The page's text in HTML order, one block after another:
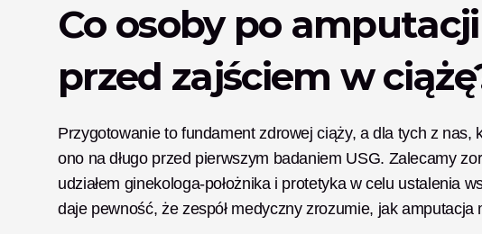
Co osoby po
przed zajściem w
Przygotowanie to fundament zdrowej ciąży, a dla tych z nas,
ono na długo przed pierwszym badaniem USG. Zalecamy
udziałem ginekologa-położnika i protetyka w celu ustalenia
daje pewność, że zespół medyczny zrozumie, jak amputacja